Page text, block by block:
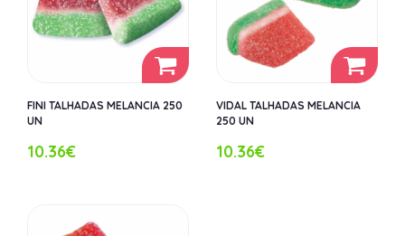
FINI TALHADAS MELANCIA 250
UN
10.36€
VIDAL TALHADAS MELANCIA
250 UN
10.36€